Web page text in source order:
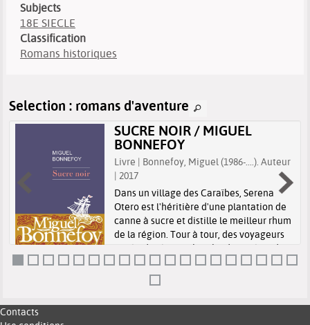
Subjects
18E SIECLE
Classification
Romans historiques
Selection : romans d'aventure
SUCRE NOIR / MIGUEL
BONNEFOY
Livre | Bonnefoy, Miguel (1986-....). Auteur
| 2017
Dans un village des Caraïbes, Serena
Otero est l'héritière d'une plantation de
canne à sucre et distille le meilleur rhum
de la région. Tour à tour, des voyageurs
intrépides à la recherche d'un trésor de
plus de trois cents ans re...
Contacts